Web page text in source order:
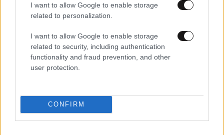
I want to allow Google to enable storage
related to personalization.
I want to allow Google to enable storage
related to security, including authentication
functionality and fraud prevention, and other
user protection.
CONFIRM
Εγγραφές για τα
«πρωτάκια»